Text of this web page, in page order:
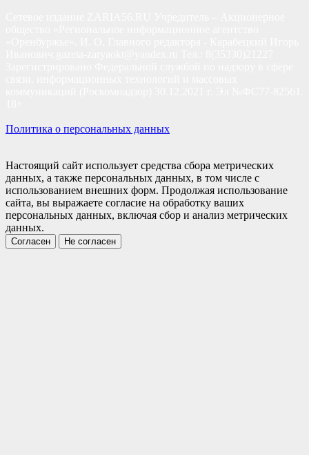
Политика о персональных данных
Настоящий сайт использует средства сбора метрических
данных, а также персональных данных, в том числе с
использованием внешних форм. Продолжая использование
сайта, вы выражаете согласие на обработку ваших
персональных данных, включая сбор и анализ метрических
данных.
Согласен Не согласен